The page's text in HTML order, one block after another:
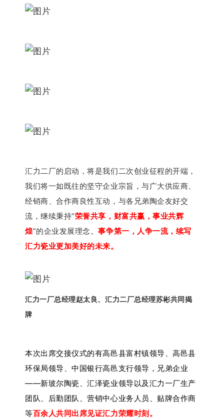
汇力二厂的启动，将是我们二次创业征程的开端，
我们将一如既往的坚守企业宗旨，与广大供应商、
经销商、合作商良性互动，与各兄弟陶企友好交
流，继续秉持“荣誉共享，财富共赢，事业共辉
煌”的企业发展理念。事争第一，人争一流，续写
汇力瓷业更加美好的未来。
汇力一厂总经理赵太良、汇力二厂总经理苏彬共同揭
牌
本次出席交接仪式的有高邑县富村镇领导、高邑县
环保局领导、中国银行高邑支行领导，兄弟企业
——新玻尔陶瓷、汇泽瓷业领导以及汇力一厂生产
团队、后勤团队、营销中心业务人员、贴牌合作商
等百余人共同出席见证汇力荣耀时刻。